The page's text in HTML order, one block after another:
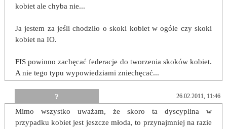
kobiet ale chyba nie...
Ja jestem za jeśli chodziło o skoki kobiet w ogóle czy skoki
kobiet na IO.
FIS powinno zachęcać federacje do tworzenia skoków kobiet.
A nie tego typu wypowiedziami zniechęcać...
? 26.02.2011, 11:46
Mimo wszystko uważam, że skoro ta dyscyplina w
przypadku kobiet jest jeszcze młoda, to przynajmniej na razie